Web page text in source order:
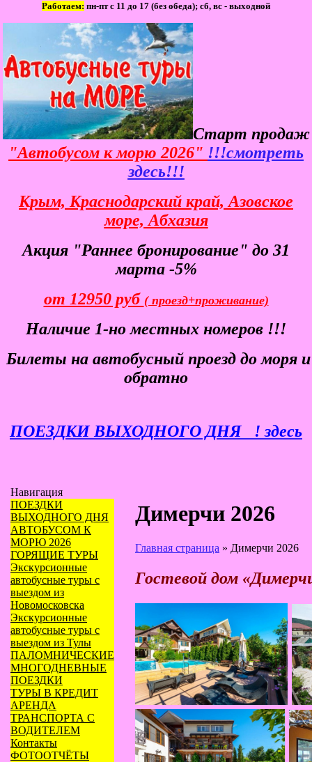
Работаем: пн-пт с 11 до 17 (без обеда); сб, вс - выходной
Старт продаж
"Автобусом к морю 2026" !!!смотреть
здесь!!!
Крым, Краснодарский край, Азовское
море, Абхазия
Акция "Раннее бронирование" до 31
марта -5%
от 12950 руб ( проезд+проживание)
Наличие 1-но местных номеров !!!
Билеты на автобусный проезд до моря и
обратно
ПОЕЗДКИ ВЫХОДНОГО ДНЯ ! здесь
Навигация
ПОЕЗДКИ
ВЫХОДНОГО ДНЯ
АВТОБУСОМ К
МОРЮ 2026
ГОРЯЩИЕ ТУРЫ
Экскурсионные
автобусные туры с
выездом из
Новомосковска
Экскурсионные
автобусные туры с
выездом из Тулы
ПАЛОМНИЧЕСКИЕ
МНОГОДНЕВНЫЕ
ПОЕЗДКИ
ТУРЫ В КРЕДИТ
АРЕНДА
ТРАНСПОРТА С
ВОДИТЕЛЕМ
Контакты
ФОТООТЧЁТЫ
Димерчи 2026
Главная страница » Димерчи 2026
Гостевой дом